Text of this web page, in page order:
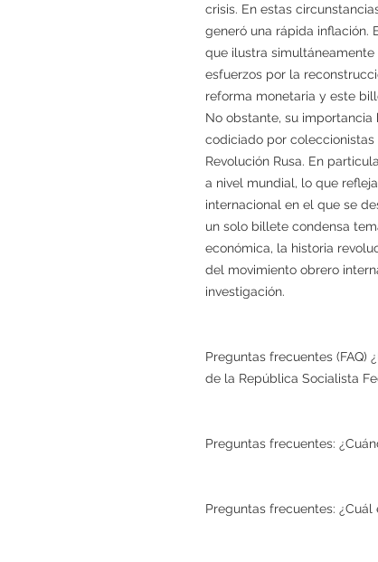
crisis. En estas
generó una rápida inflación.
que ilustra
esfuerzos por la
reforma monetaria y este
No obstante, su
codiciado por
Revolución Rusa. En
a nivel mundial, lo que
internacional en el que se
un solo billete condensa
económica, la historia
del movimiento obrero
investigación.
Preguntas frecuentes (FAQ)
de la República Socialista
Preguntas frecuentes:
Preguntas frecuentes: